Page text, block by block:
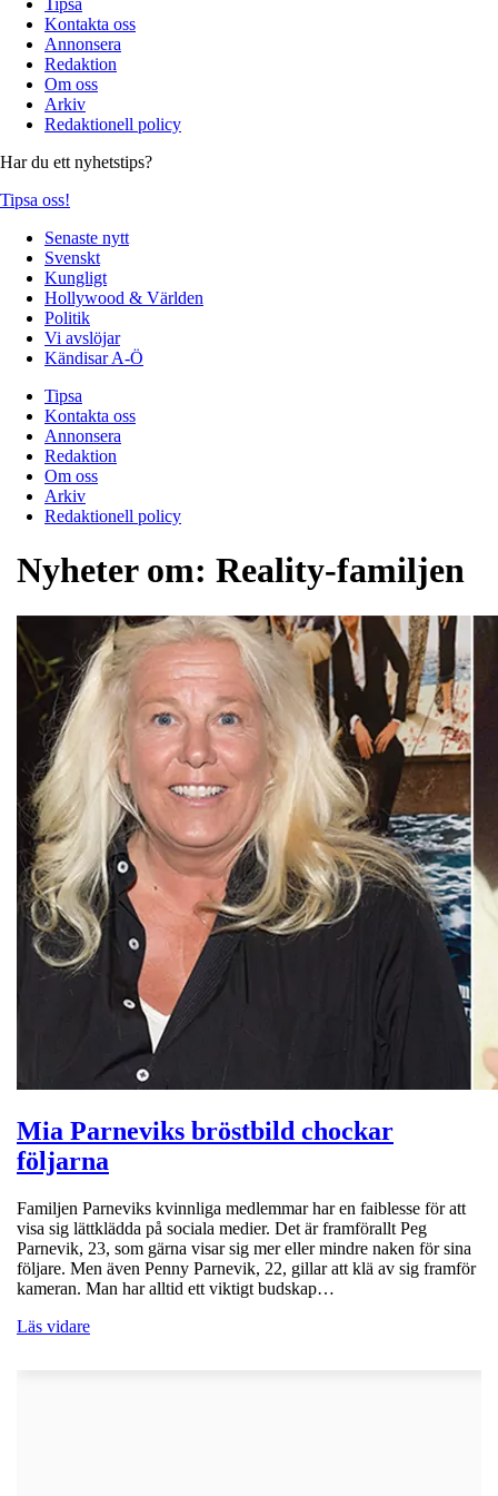
Tipsa
Kontakta oss
Annonsera
Redaktion
Om oss
Arkiv
Redaktionell policy
Har du ett nyhetstips?
Tipsa oss!
Senaste nytt
Svenskt
Kungligt
Hollywood & Världen
Politik
Vi avslöjar
Kändisar A-Ö
Tipsa
Kontakta oss
Annonsera
Redaktion
Om oss
Arkiv
Redaktionell policy
Nyheter om: Reality-familjen
Mia Parneviks bröstbild chockar
följarna
Familjen Parneviks kvinnliga medlemmar har en faiblesse för att
visa sig lättklädda på sociala medier. Det är framförallt Peg
Parnevik, 23, som gärna visar sig mer eller mindre naken för sina
följare. Men även Penny Parnevik, 22, gillar att klä av sig framför
kameran. Man har alltid ett viktigt budskap…
Läs vidare